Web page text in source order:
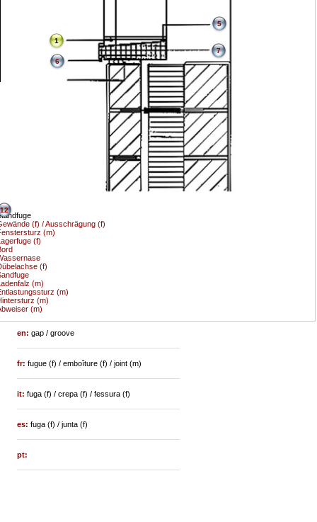
1
(f) / Ausschrägung (f)
(m)
(f)
5
6
(f)
7
(m)
(m)
(m)
(m)
12
en:gap / groove
fr:fugue (f) / emboîture (f) / joint (m)
it:fuga (f) / crepa (f) / fessura (f)
es:fuga (f) / junta (f)
pt: